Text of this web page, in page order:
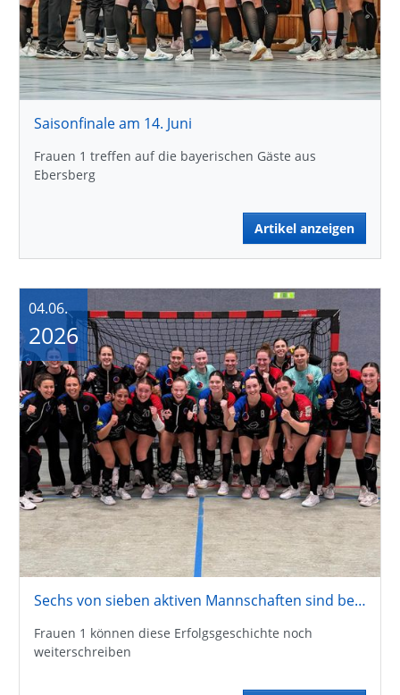
Saisonfinale am 14. Juni
Frauen 1 treffen auf die bayerischen Gäste aus
Ebersberg
Artikel anzeigen
Sechs von sieben aktiven Mannschaften sind bereits aufgestiegen
Frauen 1 können diese Erfolgsgeschichte noch
weiterschreiben
04.06.
2026